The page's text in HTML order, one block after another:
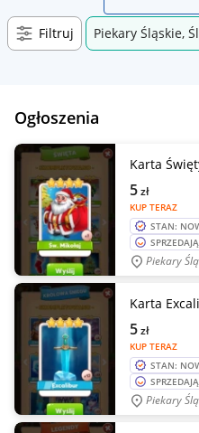
Filtruj Piekary Śląskie,
Ogłoszenia
Karta
KUP TERAZ
5zł
STAN:
Piekary
Karta
KUP TERAZ
5zł
STAN:
Piekary